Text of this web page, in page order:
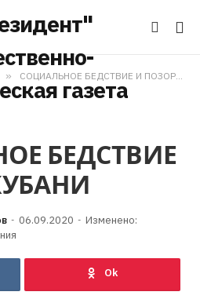
» СОЦИАЛЬНОЕ БЕДСТВИЕ И ПОЗОР КУБАНИ
БЕДСТВИЕ
06.09.2020
Изменено: